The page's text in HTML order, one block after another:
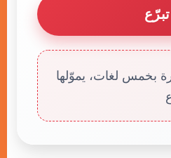
تبرّع
بخمس لغات، يموّلها